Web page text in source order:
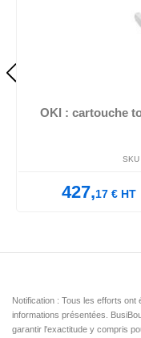
OKI : cartouche
427,17 € HT
Notification : Tous les efforts
informations présentées.
garantir l'exactitude y compris